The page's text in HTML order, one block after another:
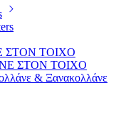
ΣΤΟΝ ΤΟΙΧΟ
& Ξανακολλάνε